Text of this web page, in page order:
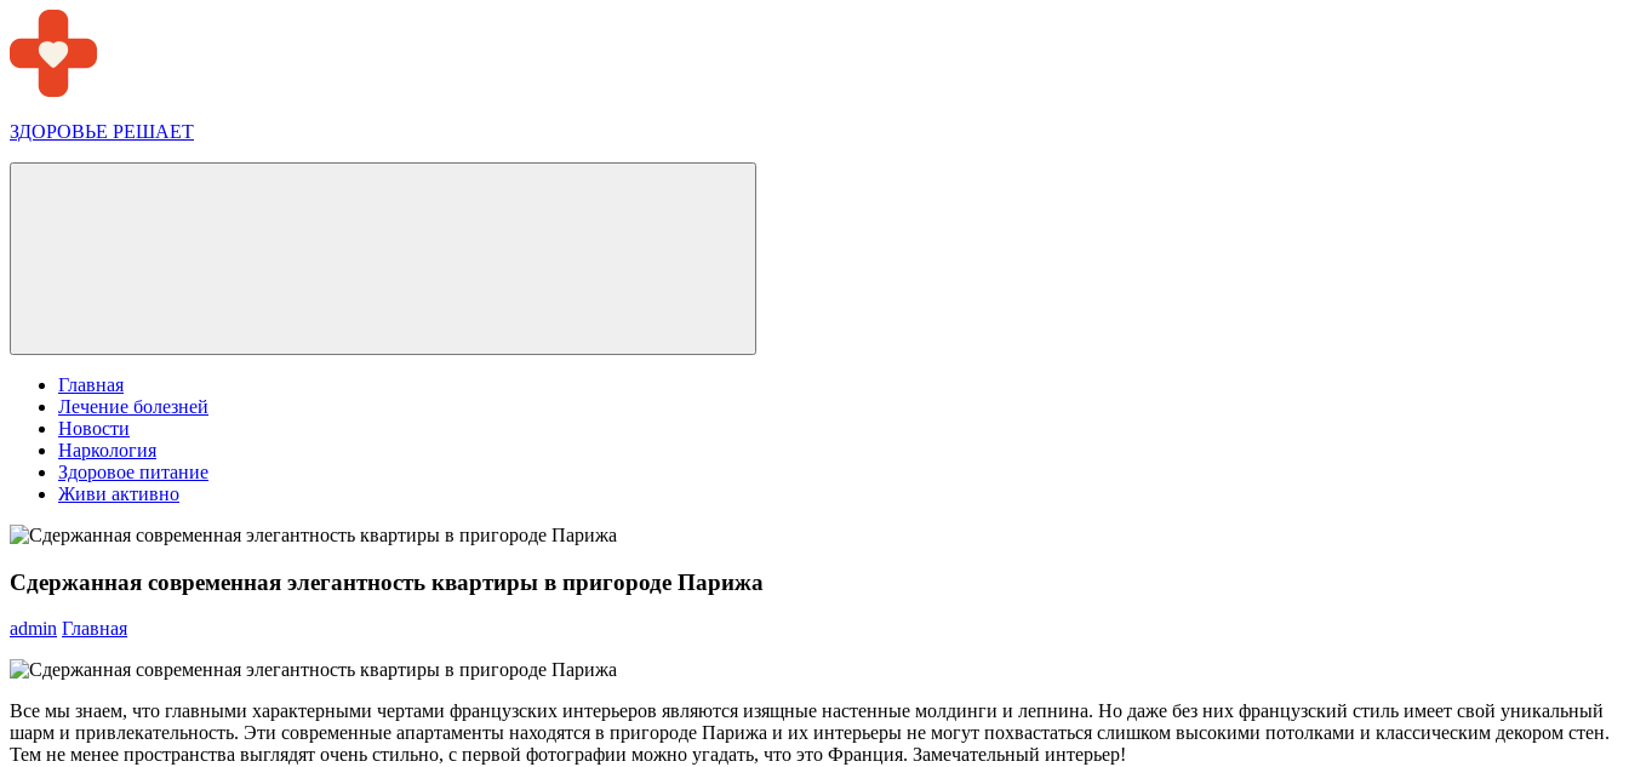
Перейти
к
содержимому
ЗДОРОВЬЕ РЕШАЕТ
Меню
Главная
Лечение болезней
Новости
Наркология
Здоровое питание
Живи активно
Сдержанная современная элегантность квартиры в пригороде Парижа
admin Главная
Все мы знаем, что главными характерными чертами французских интерьеров являются изящные настенные молдинги и лепнина. Но даже без них французский стиль имеет свой уникальный
шарм и привлекательность. Эти современные апартаменты находятся в пригороде Парижа и их интерьеры не могут похвастаться слишком высокими потолками и классическим декором стен.
Тем не менее пространства выглядят очень стильно, с первой фотографии можно угадать, что это Франция. Замечательный интерьер!